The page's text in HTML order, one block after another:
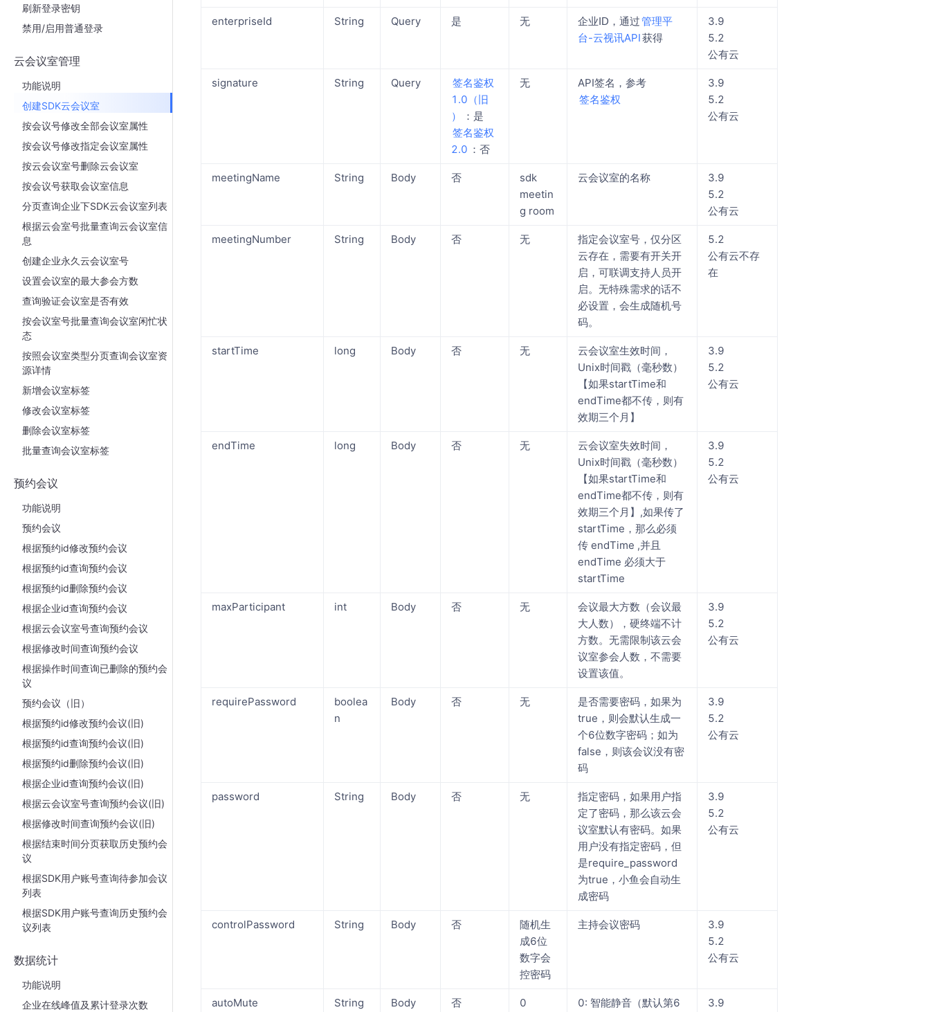
刷新登录密钥
禁用/启用普通登录
云会议室管理
功能说明
创建SDK云会议室
按会议号修改全部会议室属性
按会议号修改指定会议室属性
按云会议室号删除云会议室
按会议号获取会议室信息
分页查询企业下SDK云会议室列表
根据云会室号批量查询云会议室信
息
创建企业永久云会议室号
设置会议室的最大参会方数
查询验证会议室是否有效
按会议室号批量查询会议室闲忙状
态
按照会议室类型分页查询会议室资
源详情
新增会议室标签
修改会议室标签
删除会议室标签
批量查询会议室标签
预约会议
功能说明
预约会议
根据预约id修改预约会议
根据预约id查询预约会议
根据预约id删除预约会议
根据企业id查询预约会议
根据云会议室号查询预约会议
根据修改时间查询预约会议
根据操作时间查询已删除的预约会
议
预约会议（旧）
根据预约id修改预约会议(旧)
根据预约id查询预约会议(旧)
根据预约id删除预约会议(旧)
根据企业id查询预约会议(旧)
根据云会议室号查询预约会议(旧)
根据修改时间查询预约会议(旧)
根据结束时间分页获取历史预约会
议
根据SDK用户账号查询待参加会议
列表
根据SDK用户账号查询历史预约会
议列表
数据统计
功能说明
企业在线峰值及累计登录次数
enterpriseId String Query 是 无 企业ID，通过管理平
台-云视讯API获得
3.9
5.2
公有云
signature String Query
签名鉴权
1.0（旧
）
：是
签名鉴权
2.0 ：否
无
API签名，参考
签名鉴权
3.9
5.2
公有云
meetingName String Body 否
sdk
meetin
g room
云会议室的名称
3.9
5.2
公有云
meetingNumber String Body 否 无
指定会议室号，仅分区
云存在，需要有开关开
启，可联调支持人员开
启。无特殊需求的话不
必设置，会生成随机号
码。
5.2
公有云不存
在
startTime long Body 否 无
云会议室生效时间，
Unix时间戳（毫秒数）
【如果startTime和
endTime都不传，则有
效期三个月】
3.9
5.2
公有云
endTime long Body 否 无
云会议室失效时间，
Unix时间戳（毫秒数）
【如果startTime和
endTime都不传，则有
效期三个月】,如果传了
startTime，那么必须
传 endTime ,并且
endTime 必须大于
startTime
3.9
5.2
公有云
maxParticipant int Body 否 无
会议最大方数（会议最
大人数），硬终端不计
方数。无需限制该云会
议室参会人数，不需要
设置该值。
3.9
5.2
公有云
requirePassword
boolea
n
Body 否 无
是否需要密码，如果为
true，则会默认生成一
个6位数字密码；如为
false，则该会议没有密
码
3.9
5.2
公有云
password String Body 否 无
指定密码，如果用户指
定了密码，那么该云会
议室默认有密码。如果
用户没有指定密码，但
是require_password
为true，小鱼会自动生
成密码
3.9
5.2
公有云
controlPassword String Body 否
随机生
成6位
数字会
控密码
主持会议密码
3.9
5.2
公有云
autoMute String Body 否 0
0: 智能静音（默认第6
3.9